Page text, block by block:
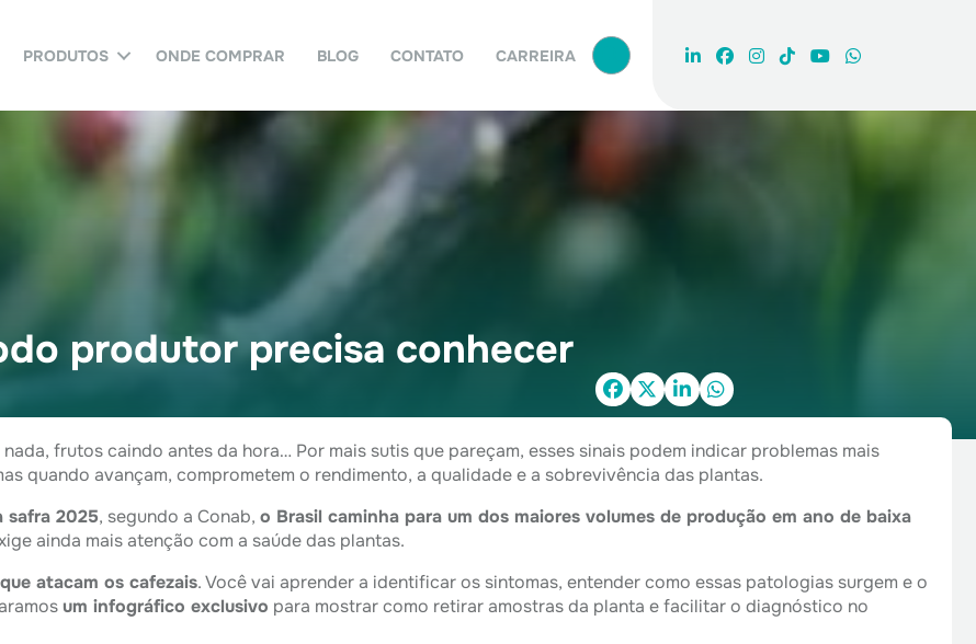
PRODUTOS ONDE COMPRAR BLOG CONTATO CARREIRA PROCURAR
produtor precisa conhecer
frutos caindo antes da hora… Por mais sutis que pareçam, esses sinais podem indicar problemas mais
quando avançam, comprometem o rendimento, a qualidade e a sobrevivência das plantas.
safra 2025, segundo a Conab, o Brasil caminha para um dos maiores volumes de produção em ano de baixa
ainda mais atenção com a saúde das plantas.
atacam os cafezais. Você vai aprender a identificar os sintomas, entender como essas patologias surgem e o
um infográfico exclusivo para mostrar como retirar amostras da planta e facilitar o diagnóstico no